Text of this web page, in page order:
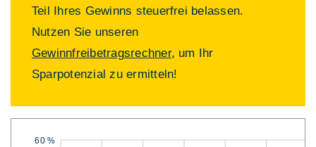
Teil Ihres Gewinns steuerfrei belassen.
Nutzen Sie unseren
Gewinnfreibetragsrechner, um Ihr
Sparpotenzial zu ermitteln!
60 %